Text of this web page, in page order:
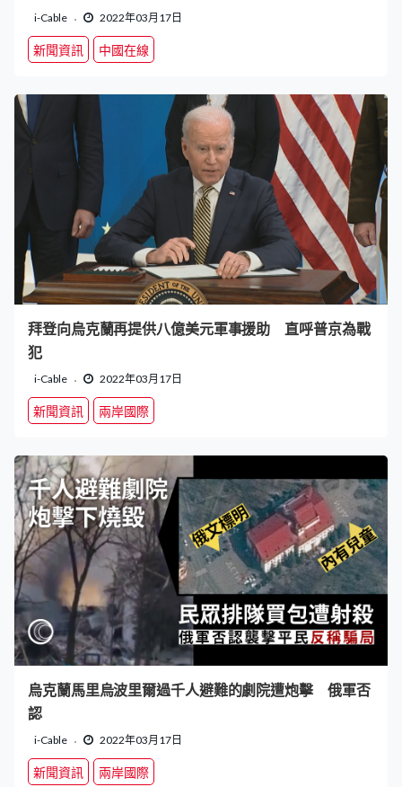
i-Cable 2022年03月17日
新聞資訊 中國在線
拜登向烏克蘭再提供八億美元軍事援助 直呼普京為戰
犯
i-Cable 2022年03月17日
新聞資訊 兩岸國際
烏克蘭馬里烏波里爾過千人避難的劇院遭炮擊 俄軍否
認
i-Cable 2022年03月17日
新聞資訊 兩岸國際